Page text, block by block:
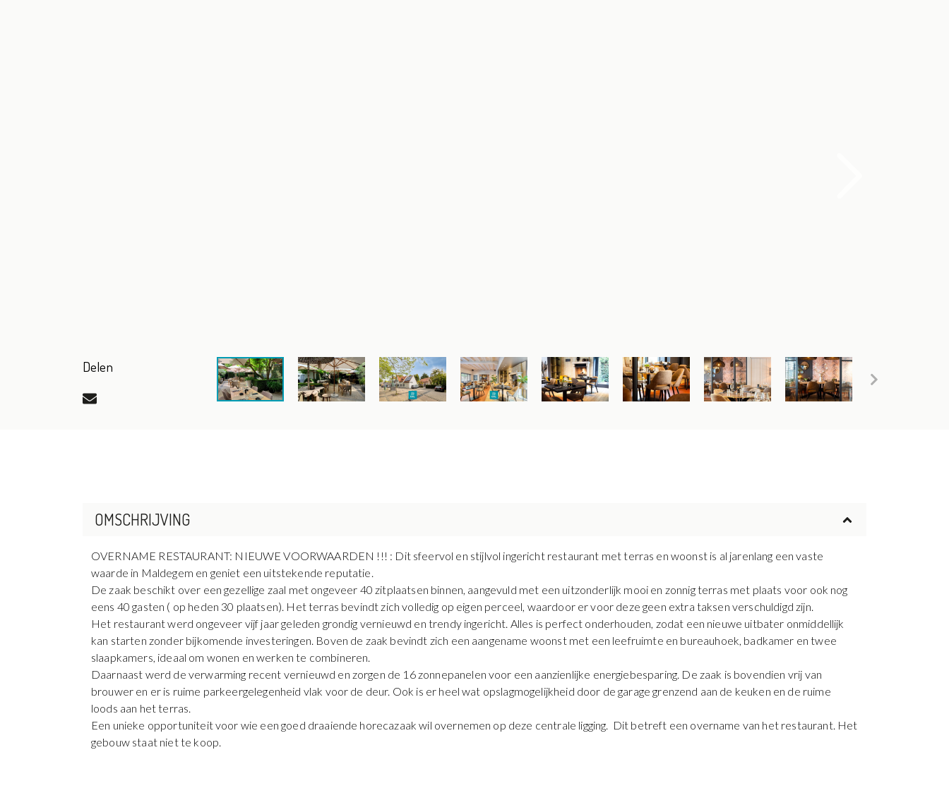
Delen
OMSCHRIJVING
OVERNAME RESTAURANT: NIEUWE VOORWAARDEN !!! : Dit sfeervol en stijlvol ingericht restaurant met terras en woonst is al jarenlang een vaste
waarde in Maldegem en geniet een uitstekende reputatie.
De zaak beschikt over een gezellige zaal met ongeveer 40 zitplaatsen binnen, aangevuld met een uitzonderlijk mooi en zonnig terras met plaats voor ook nog
eens 40 gasten ( op heden 30 plaatsen). Het terras bevindt zich volledig op eigen perceel, waardoor er voor deze geen extra taksen verschuldigd zijn.
Het restaurant werd ongeveer vijf jaar geleden grondig vernieuwd en trendy ingericht. Alles is perfect onderhouden, zodat een nieuwe uitbater onmiddellijk
kan starten zonder bijkomende investeringen. Boven de zaak bevindt zich een aangename woonst met een leefruimte en bureauhoek, badkamer en twee
slaapkamers, ideaal om wonen en werken te combineren.
Daarnaast werd de verwarming recent vernieuwd en zorgen de 16 zonnepanelen voor een aanzienlijke energiebesparing. De zaak is bovendien vrij van
brouwer en er is ruime parkeergelegenheid vlak voor de deur. Ook is er heel wat opslagmogelijkheid door de garage grenzend aan de keuken en de ruime
loods aan het terras.
Een unieke opportuniteit voor wie een goed draaiende horecazaak wil overnemen op deze centrale ligging. Dit betreft een overname van het restaurant. Het
gebouw staat niet te koop.